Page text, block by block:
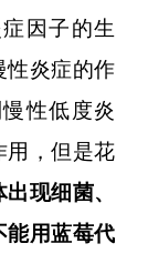
因子的生
性炎症的作
性低度炎
用，但是花
现细菌、
能用蓝莓代